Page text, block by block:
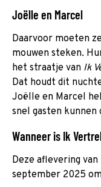
Joëlle en Marcel
Daarvoor moeten
mouwen steken.
het straatje van Ik
Dat houdt dit
Joëlle en Marcel
snel gasten kunnen
Wanneer is Ik
Deze aflevering van
september 2025